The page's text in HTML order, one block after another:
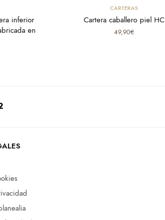
inferior
en
Select options
CARTERAS
Cartera caballero piel HC
49,90€